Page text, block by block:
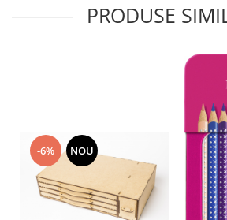
PRODUSE
-6% NOU